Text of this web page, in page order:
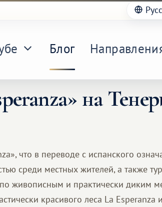
Блог
на
что в переводе с испанского
среди местных жителей, а также
живописным и практически диким
красивого леса La Esperanza